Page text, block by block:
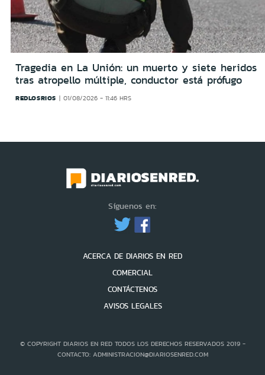
Tragedia en La Unión: un muerto y siete heridos
tras atropello múltiple, conductor está prófugo
REDLOSRIOS 01/08/2026 - 11:46 HRS
Síguenos en:
ACERCA DE DIARIOS EN RED
COMERCIAL
CONTÁCTENOS
AVISOS LEGALES
© COPYRIGHT DIARIOS EN RED TODOS LOS DERECHOS RESERVADOS 2019 -
CONTACTO: ADMINISTRACION@DIARIOSENRED.COM